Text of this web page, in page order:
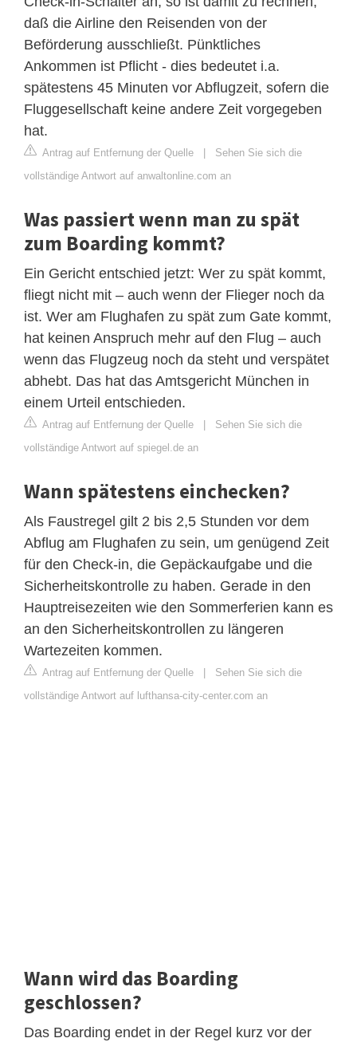
daß die Airline den Reisenden von der
Beförderung ausschließt. Pünktliches
Ankommen ist Pflicht - dies bedeutet i.a.
spätestens 45 Minuten vor Abflugzeit, sofern die
Fluggesellschaft keine andere Zeit vorgegeben
hat.
Antrag auf Entfernung der Quelle | Sehen Sie sich die
vollständige Antwort auf anwaltonline.com an
Was passiert wenn man zu spät
zum Boarding kommt?
Ein Gericht entschied jetzt: Wer zu spät kommt,
fliegt nicht mit – auch wenn der Flieger noch da
ist. Wer am Flughafen zu spät zum Gate kommt,
hat keinen Anspruch mehr auf den Flug – auch
wenn das Flugzeug noch da steht und verspätet
abhebt. Das hat das Amtsgericht München in
einem Urteil entschieden.
Antrag auf Entfernung der Quelle | Sehen Sie sich die
vollständige Antwort auf spiegel.de an
Wann spätestens einchecken?
Als Faustregel gilt 2 bis 2,5 Stunden vor dem
Abflug am Flughafen zu sein, um genügend Zeit
für den Check-in, die Gepäckaufgabe und die
Sicherheitskontrolle zu haben. Gerade in den
Hauptreisezeiten wie den Sommerferien kann es
an den Sicherheitskontrollen zu längeren
Wartezeiten kommen.
Antrag auf Entfernung der Quelle | Sehen Sie sich die
vollständige Antwort auf lufthansa-city-center.com an
Wann wird das Boarding
geschlossen?
Das Boarding endet in der Regel kurz vor der